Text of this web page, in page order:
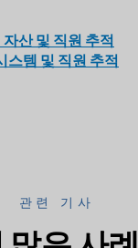
산 및 직원 추적
스템 및 직원 추적
관련 기사